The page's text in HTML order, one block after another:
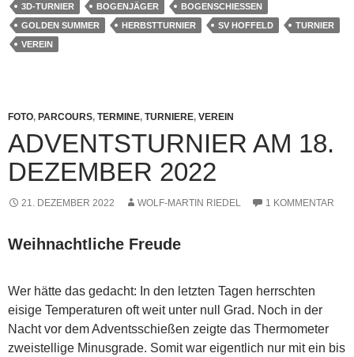
3D-TURNIER BOGENJÄGER
BOGENSCHIESSEN
GOLDEN SUMMER
HERBSTTURNIER SV HOFFELD
TURNIER
VEREIN
FOTO, PARCOURS, TERMINE, TURNIERE, VEREIN
ADVENTSTURNIER AM 18.
DEZEMBER 2022
21. DEZEMBER 2022 WOLF-MARTIN RIEDEL 1 KOMMENTAR
Weihnachtliche Freude
Wer hätte das gedacht: In den letzten Tagen herrschten
eisige Temperaturen oft weit unter null Grad. Noch in der
Nacht vor dem Adventsschießen zeigte das Thermometer
zweistellige Minusgrade. Somit war eigentlich nur mit ein bis